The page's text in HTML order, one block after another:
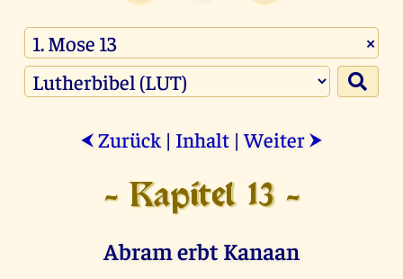
×
⮜ Zurück | Inhalt |Weiter ⮞
- Kapitel 13 -
Abram erbt Kanaan